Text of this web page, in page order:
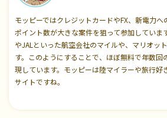
モッピーではクレジットカードやFX、新電力
ポイント数が大きな案件を狙って参加していま
やJALといった航空会社のマイルや、マリオッ
す。このようにすることで、ほぼ無料で年数回
現しています。モッピーは陸マイラーや旅行好
サイトですね。